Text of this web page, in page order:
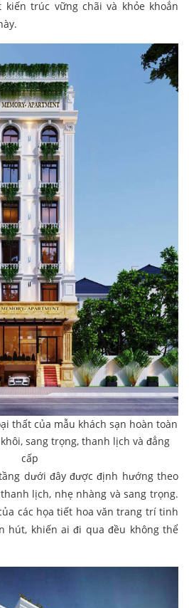
trúc vững chãi và khỏe khoắn
thất của mẫu khách sạn hoàn toàn
sang trọng, thanh lịch và đẳng
cấp
dưới đây được định hướng theo
lịch, nhẹ nhàng và sang trọng.
các họa tiết hoa văn trang trí tinh
hút, khiến ai đi qua đều không thể